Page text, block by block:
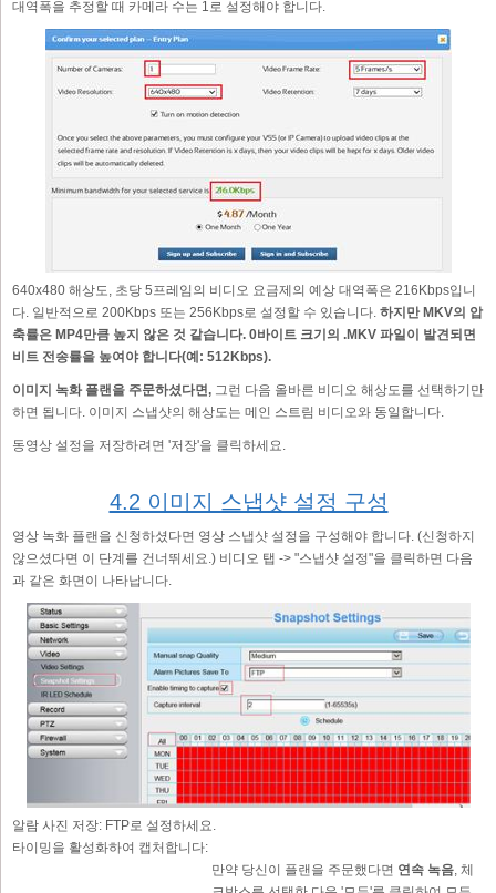
대역폭을 추정할 때 카메라 수는 1로 설정해야 합니다.
640x480 해상도, 초당 5프레임의 비디오 요금제의 예상 대역폭은 216Kbps입니
다. 일반적으로 200Kbps 또는 256Kbps로 설정할 수 있습니다. 하지만 MKV의 압
축률은 MP4만큼 높지 않은 것 같습니다. 0바이트 크기의 .MKV 파일이 발견되면
비트 전송률을 높여야 합니다(예: 512Kbps).
이미지 녹화 플랜을 주문하셨다면, 그런 다음 올바른 비디오 해상도를 선택하기만
하면 됩니다. 이미지 스냅샷의 해상도는 메인 스트림 비디오와 동일합니다.
동영상 설정을 저장하려면 '저장'을 클릭하세요.
4.2 이미지 스냅샷 설정 구성
영상 녹화 플랜을 신청하셨다면 영상 스냅샷 설정을 구성해야 합니다. (신청하지
않으셨다면 이 단계를 건너뛰세요.) 비디오 탭 -> "스냅샷 설정"을 클릭하면 다음
과 같은 화면이 나타납니다.
알람 사진 저장: FTP로 설정하세요.
타이밍을 활성화하여 캡처합니다:
만약 당신이 플랜을 주문했다면 연속 녹음, 체